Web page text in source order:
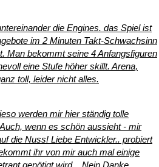
die Engines. das Spiel ist
im 2 Minuten Takt-Schwachsinn
Man bekommt seine 4 Anfangsfiguren
eine Stufe höher skillt. Arena,
toll, leider nicht alles.
werden mir hier ständig tolle
wenn es schön aussieht - mir
die Nuss! Liebe Entwickler.. probiert
ihr von mir auch mal einige
genötigt wird... Nein Danke.